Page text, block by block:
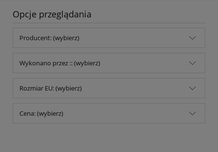
Opcje przeglądania
Producent: (wybierz)
Wykonano przez :: (wybierz)
Rozmiar EU: (wybierz)
Cena: (wybierz)